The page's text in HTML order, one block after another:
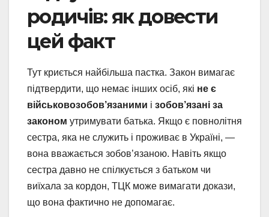
родичів: як довести
цей факт
Тут криється найбільша пастка. Закон вимагає
підтвердити, що немає інших осіб, які не є
військовозобов’язаними і зобов’язані за
законом утримувати батька. Якщо є повнолітня
сестра, яка не служить і проживає в Україні, —
вона вважається зобов’язаною. Навіть якщо
сестра давно не спілкується з батьком чи
виїхала за кордон, ТЦК може вимагати докази,
що вона фактично не допомагає.